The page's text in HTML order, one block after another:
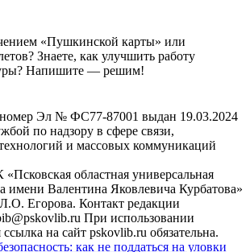
«Пушкинской карты» или
Знаете, как улучшить работу
Напишите — решим!
Эл № ФС77-87001 выдан 19.03.2024
по надзору в сфере связи,
и массовых коммуникаций
областная универсальная
имени Валентина Яковлевича Курбатова»
Егорова. Контакт редакции
При использовании
на сайт pskovlib.ru обязательна.
как не поддаться на уловки